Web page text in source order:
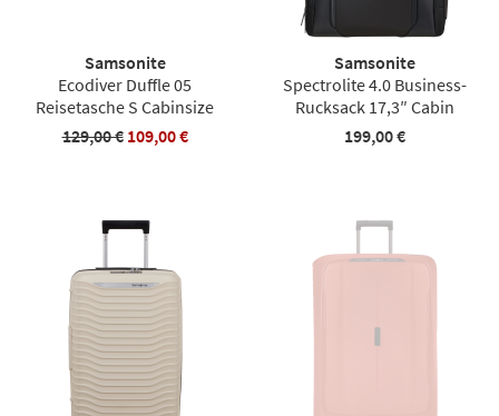
Samsonite
Ecodiver Duffle 05
Reisetasche S Cabinsize
129,00 € 109,00 €
Samsonite
Spectrolite 4.0 Business-
Rucksack 17,3″ Cabin
199,00 €